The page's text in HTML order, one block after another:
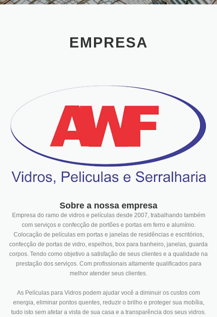
EMPRESA
Sobre a nossa empresa
Empresa do ramo de vidros e películas desde 2007, trabalhando também
com serviços e confecção de portões e portas em ferro e alumínio.
Colocação de películas em portas e janelas de residências e escritórios,
confecção de portas de vidro, espelhos, box para banheiro, janelas, guarda
corpos. Tendo como objetivo a satisfação de seus clientes e a qualidade na
prestação dos serviços. Com profissionais altamente qualificados para
melhor atender seus clientes.
As Películas para Vidros podem ajudar você a diminuir os custos com
energia, eliminar pontos quentes, reduzir o brilho e proteger sua mobília,
tudo isto sem afetar a vista de sua casa e a transparência dos seus vidros.